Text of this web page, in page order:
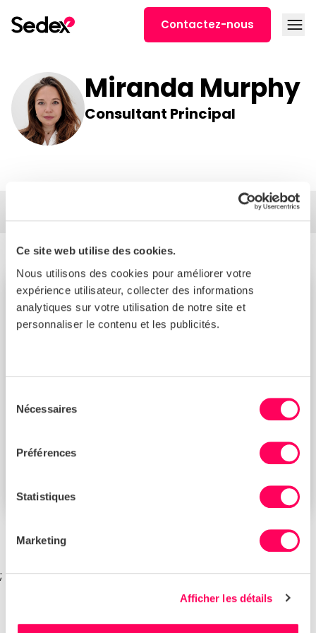
Ce site web utilise des cookies.
Nous utilisons des cookies pour améliorer votre
expérience utilisateur, collecter des informations
analytiques sur votre utilisation de notre site et
personnaliser le contenu et les publicités.
Nécessaires
Préférences
Statistiques
Marketing
Afficher les détails
Contactez-nous
Miranda Murphy
Consultant Principal
BLOG
Comment se conformer à la loi britannique
les entreprises
;
Sur